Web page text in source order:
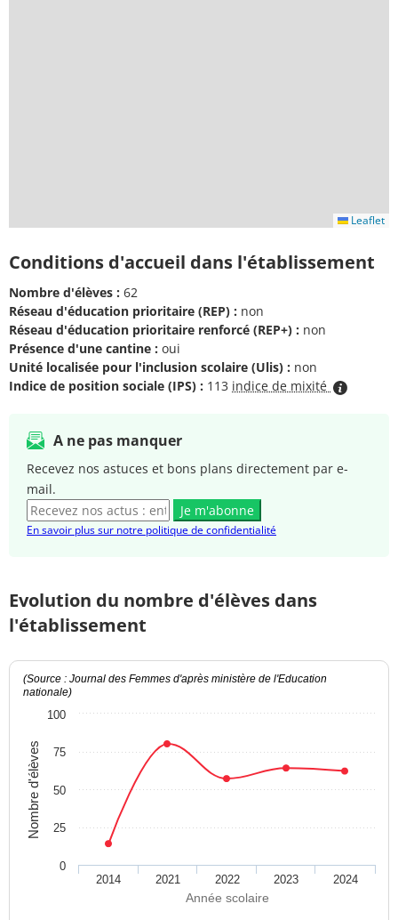
Leaflet
Conditions d'accueil dans l'établissement
Nombre d'élèves : 62
Réseau d'éducation prioritaire (REP) : non
Réseau d'éducation prioritaire renforcé (REP+) : non
Présence d'une cantine : oui
Unité localisée pour l'inclusion scolaire (Ulis) : non
Indice de position sociale (IPS) : 113 indice de mixité
A ne pas manquer
Recevez nos astuces et bons plans directement par e-
mail.
Je m'abonne
En savoir plus sur notre politique de confidentialité
Evolution du nombre d'élèves dans
l'établissement
Année scolaire
Nombre d'élèves
(Source : Journal des Femmes d'après ministère de l'Education
nationale)
2014 2021 2022 2023 2024
0
25
50
75
100